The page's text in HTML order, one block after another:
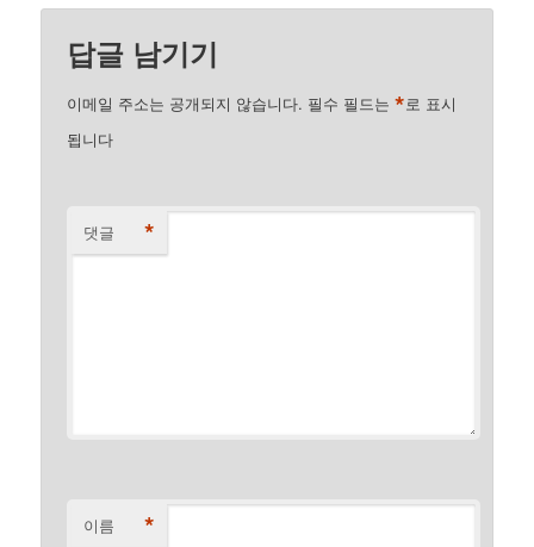
답글 남기기
이메일 주소는 공개되지 않습니다. 필수 필드는*로 표시
됩니다
댓글 *
이름 *